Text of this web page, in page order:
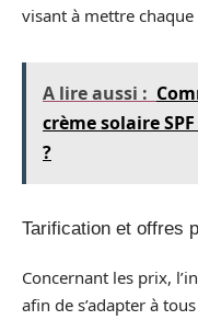
visant à mettre chaque
A lire aussi :
crème solaire
?
Tarification et offres
Concernant les prix,
afin de s’adapter à